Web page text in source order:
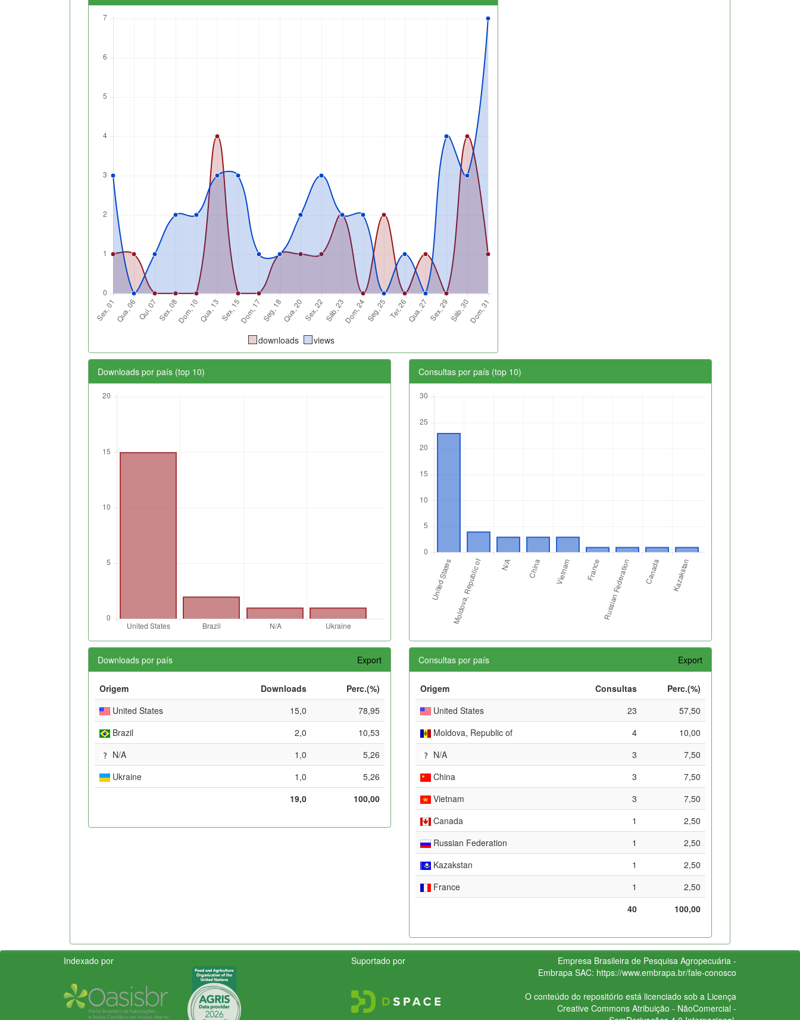
downloads views
Downloads por país (top 10) Consultas por país (top 10)
Downloads por país Export
Origem Downloads
Perc.(%)
United States
15,0
78,95
Brazil
2,0
10,53
N/A
1,0
5,26
Ukraine
1,0
5,26
19,0
100,00
Consultas por país Export
Origem Consultas
Perc.(%)
United States
23
57,50
Moldova, Republic of
4
10,00
N/A
3
7,50
China
3
7,50
Vietnam
3
7,50
Canada
1
2,50
Russian Federation
1
2,50
Kazakstan
1
2,50
France
1
2,50
40
100,00
Indexado por Suportado por
Empresa Brasileira de Pesquisa Agropecuária -
Embrapa SAC: https://www.embrapa.br/fale-conosco
O conteúdo do repositório está licenciado sob a Licença
Creative CommonsAtribuição - NãoComercial -